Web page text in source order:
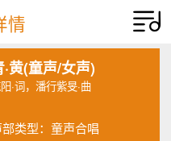
情
·黄(童声/女声)
·词，潘行紫旻·曲
部类型：童声合唱